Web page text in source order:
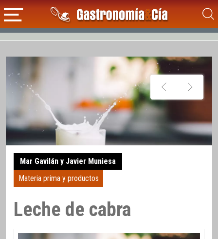
Mar Gavilán y Javier Muniesa
Materia prima y productos
Leche de cabra